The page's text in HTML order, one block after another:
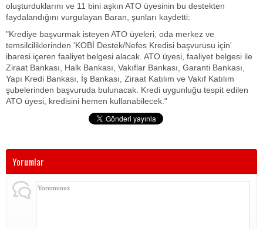
oluşturduklarını ve 11 bini aşkın ATO üyesinin bu destekten
faydalandığını vurgulayan Baran, şunları kaydetti:
"Krediye başvurmak isteyen ATO üyeleri, oda merkez ve
temsilciliklerinden 'KOBİ Destek/Nefes Kredisi başvurusu için'
ibaresi içeren faaliyet belgesi alacak. ATO üyesi, faaliyet belgesi ile
Ziraat Bankası, Halk Bankası, Vakıflar Bankası, Garanti Bankası,
Yapı Kredi Bankası, İş Bankası, Ziraat Katılım ve Vakıf Katılım
şubelerinden başvuruda bulunacak. Kredi uygunluğu tespit edilen
ATO üyesi, kredisini hemen kullanabilecek."
Yorumlar